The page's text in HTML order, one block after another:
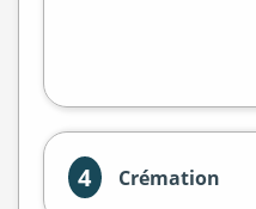
4 Crémation